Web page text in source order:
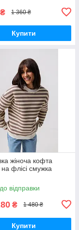
₴ 1 360 ₴
Купити
жіноча кофта
на флісі смужка
відправки
₴ 1 480 ₴
Купити